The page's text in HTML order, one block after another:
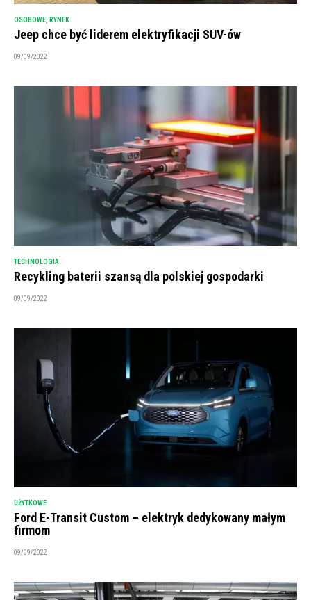
OSOBOWE, RYNEK
Jeep chce być liderem elektryfikacji SUV-ów
09/09/2022
TECHNOLOGIA
Recykling baterii szansą dla polskiej gospodarki
09/09/2022
UŻYTKOWE
Ford E-Transit Custom – elektryk dedykowany małym
firmom
09/09/2022